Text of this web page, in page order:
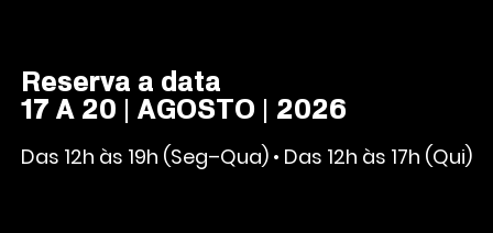
Reserva a data
17 A 20 | AGOSTO | 2026
Das 12h às 19h (Seg–Qua) • Das 12h às 17h (Qui)